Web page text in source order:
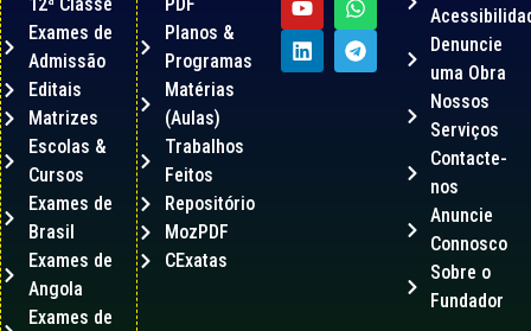
Denuncie
uma Obra
Nossos
Serviços
Contacte-
nos
Anuncie
Connosco
Sobre o
Fundador
Exames de
Admissão
Editais
Matrizes
Escolas &
Cursos
Exames de
Brasil
Exames de
Angola
Exames de
Planos &
Programas
Matérias
(Aulas)
Trabalhos
Feitos
Repositório
MozPDF
CExatas